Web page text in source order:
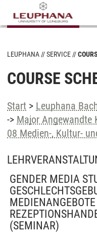
LEUPHANA SERVICE
COURSE
Start > Leuphana
-> Major Angewandte
08 Medien-, Kultur-
GENDER MEDIA
(SEMINAR)